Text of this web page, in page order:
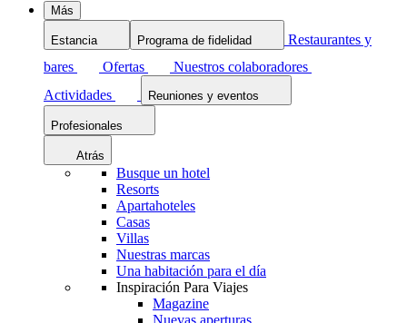
Más
Estancia Programa de fidelidad
Restaurantes y
bares
Ofertas
Nuestros colaboradores
Actividades
Reuniones y eventos
Profesionales
Atrás
Busque un hotel
Resorts
Apartahoteles
Casas
Villas
Nuestras marcas
Una habitación para el día
Inspiración Para Viajes
Magazine
Nuevas aperturas